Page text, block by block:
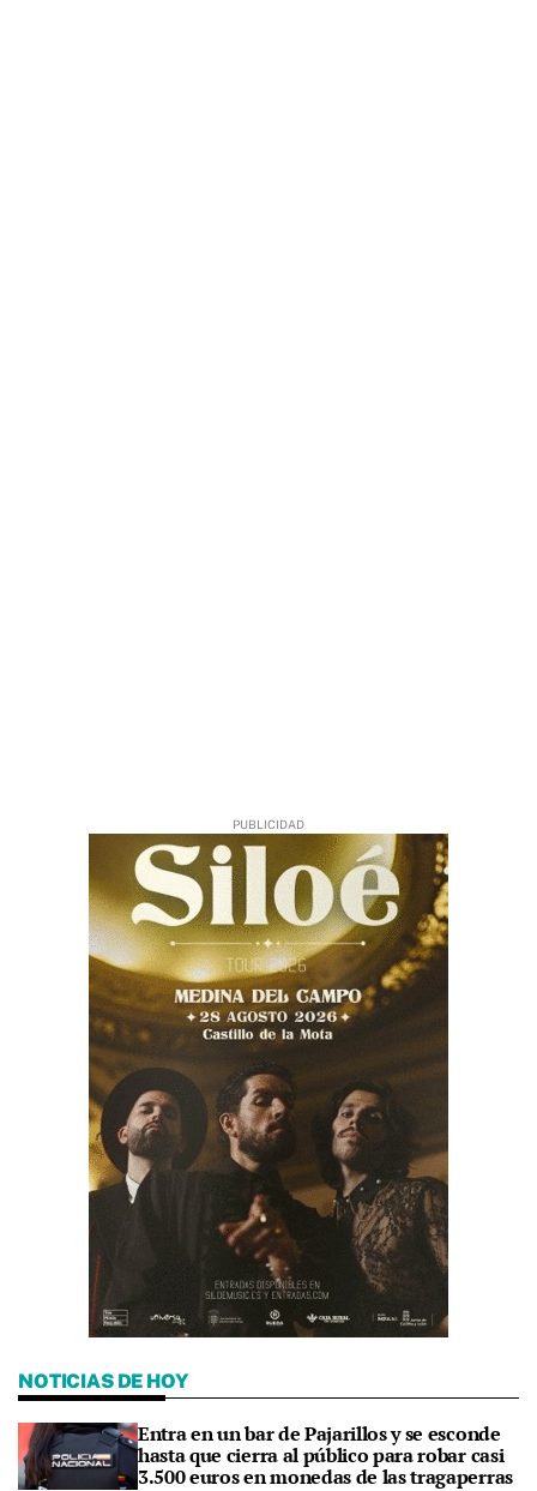
NOTICIAS DE HOY
Entra en un bar de Pajarillos y se esconde
hasta que cierra al público para robar casi
3.500 euros en monedas de las tragaperras